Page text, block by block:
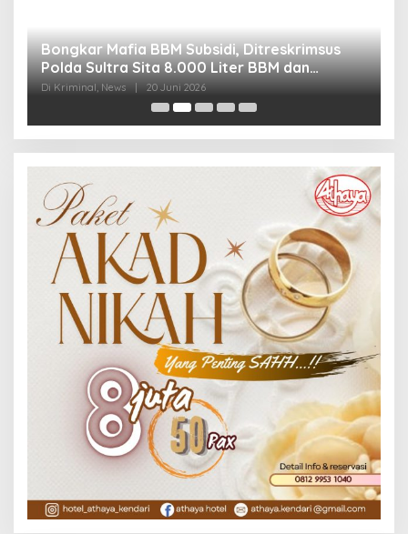
Bongkar Mafia BBM Subsidi, Ditreskrimsus
Polda Sultra Sita 8.000 Liter BBM dan
Ringkus 3 Tersangka
Di Kriminal, News 20 Juni 2026